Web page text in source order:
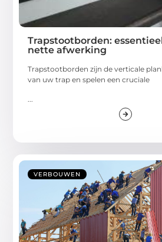
Trapstootborden:
nette afwerking
Trapstootborden zijn de verticale
van uw trap en spelen een cruciale
VERBOUWEN